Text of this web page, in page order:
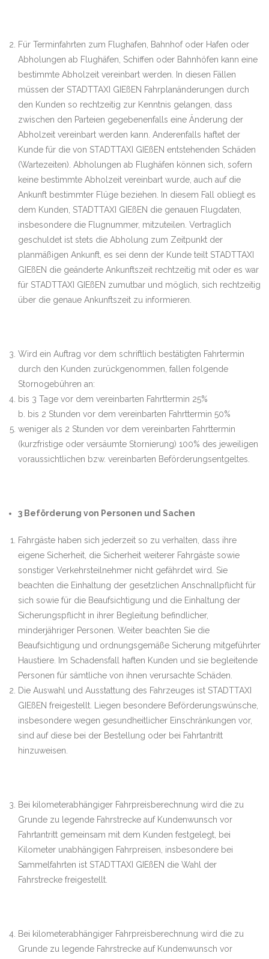
Für Terminfahrten zum Flughafen, Bahnhof oder Hafen oder
Abholungen ab Flughäfen, Schiffen oder Bahnhöfen kann eine
bestimmte Abholzeit vereinbart werden. In diesen Fällen
müssen der STADTTAXI GIEßEN Fahrplanänderungen durch
den Kunden so rechtzeitig zur Kenntnis gelangen, dass
zwischen den Parteien gegebenenfalls eine Änderung der
Abholzeit vereinbart werden kann. Anderenfalls haftet der
Kunde für die von STADTTAXI GIEßEN entstehenden Schäden
(Wartezeiten). Abholungen ab Flughäfen können sich, sofern
keine bestimmte Abholzeit vereinbart wurde, auch auf die
Ankunft bestimmter Flüge beziehen. In diesem Fall obliegt es
dem Kunden, STADTTAXI GIEßEN die genauen Flugdaten,
insbesondere die Flugnummer, mitzuteilen. Vertraglich
geschuldet ist stets die Abholung zum Zeitpunkt der
planmäßigen Ankunft, es sei denn der Kunde teilt STADTTAXI
GIEßEN die geänderte Ankunftszeit rechtzeitig mit oder es war
für STADTTAXI GIEßEN zumutbar und möglich, sich rechtzeitig
über die genaue Ankunftszeit zu informieren.
Wird ein Auftrag vor dem schriftlich bestätigten Fahrtermin
durch den Kunden zurückgenommen, fallen folgende
Stornogebühren an:
bis 3 Tage vor dem vereinbarten Fahrttermin 25%
b. bis 2 Stunden vor dem vereinbarten Fahrttermin 50%
weniger als 2 Stunden vor dem vereinbarten Fahrttermin
(kurzfristige oder versäumte Stornierung) 100% des jeweiligen
voraussichtlichen bzw. vereinbarten Beförderungsentgeltes.
3 Beförderung von Personen und Sachen
Fahrgäste haben sich jederzeit so zu verhalten, dass ihre
eigene Sicherheit, die Sicherheit weiterer Fahrgäste sowie
sonstiger Verkehrsteilnehmer nicht gefährdet wird. Sie
beachten die Einhaltung der gesetzlichen Anschnallpflicht für
sich sowie für die Beaufsichtigung und die Einhaltung der
Sicherungspflicht in ihrer Begleitung befindlicher,
minderjähriger Personen. Weiter beachten Sie die
Beaufsichtigung und ordnungsgemäße Sicherung mitgeführter
Haustiere. Im Schadensfall haften Kunden und sie begleitende
Personen für sämtliche von ihnen verursachte Schäden.
Die Auswahl und Ausstattung des Fahrzeuges ist STADTTAXI
GIEßEN freigestellt. Liegen besondere Beförderungswünsche,
insbesondere wegen gesundheitlicher Einschränkungen vor,
sind auf diese bei der Bestellung oder bei Fahrtantritt
hinzuweisen.
Bei kilometerabhängiger Fahrpreisberechnung wird die zu
Grunde zu legende Fahrstrecke auf Kundenwunsch vor
Fahrtantritt gemeinsam mit dem Kunden festgelegt, bei
Kilometer unabhängigen Fahrpreisen, insbesondere bei
Sammelfahrten ist STADTTAXI GIEßEN die Wahl der
Fahrstrecke freigestellt.
Bei kilometerabhängiger Fahrpreisberechnung wird die zu
Grunde zu legende Fahrstrecke auf Kundenwunsch vor